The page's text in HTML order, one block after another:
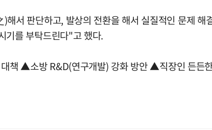
서 판단하고, 발상의 전환을 해서 실질적인 문제
기를 부탁드린다"고 했다.
책 ▲소방 R&D(연구개발) 강화 방안 ▲직장인 든든